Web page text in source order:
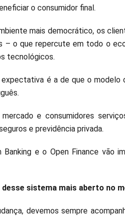
o consumidor final.
mais democrático, os
– o que repercute em todo o
tecnológicos.
é a de que o modelo
e consumidores
e previdência privada.
Banking e o Open Finance vão
desse sistema mais aberto
devemos sempre